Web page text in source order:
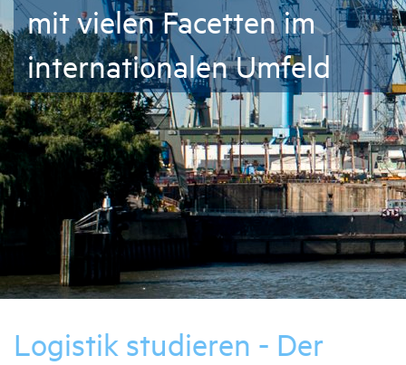
mit vielen Facetten im
internationalen Umfeld
Logistik studieren - Der